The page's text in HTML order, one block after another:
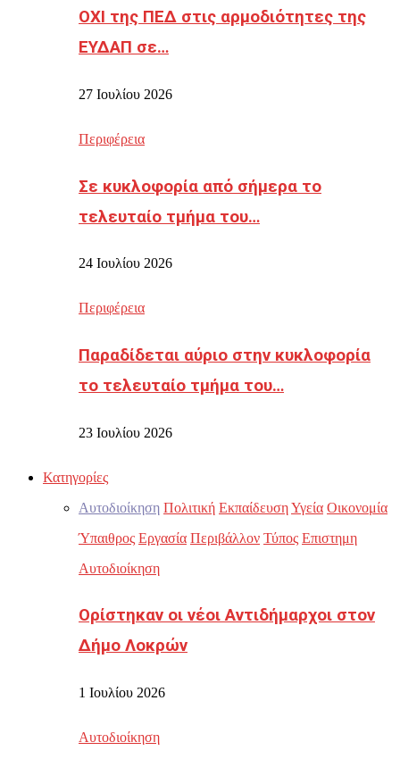
ΟΧΙ της ΠΕΔ στις αρμοδιότητες της
ΕΥΔΑΠ σε…
27 Ιουλίου 2026
Περιφέρεια
Σε κυκλοφορία από σήμερα το
τελευταίο τμήμα του…
24 Ιουλίου 2026
Περιφέρεια
Παραδίδεται αύριο στην κυκλοφορία
το τελευταίο τμήμα του…
23 Ιουλίου 2026
Κατηγορίες
Αυτοδιοίκηση Πολιτική ΕκπαίδευσηΥγεία Οικονομία
Ύπαιθρος Εργασία Περιβάλλον Τύπος Επιστημη
Αυτοδιοίκηση
Ορίστηκαν οι νέοι Αντιδήμαρχοι στον
Δήμο Λοκρών
1 Ιουλίου 2026
Αυτοδιοίκηση